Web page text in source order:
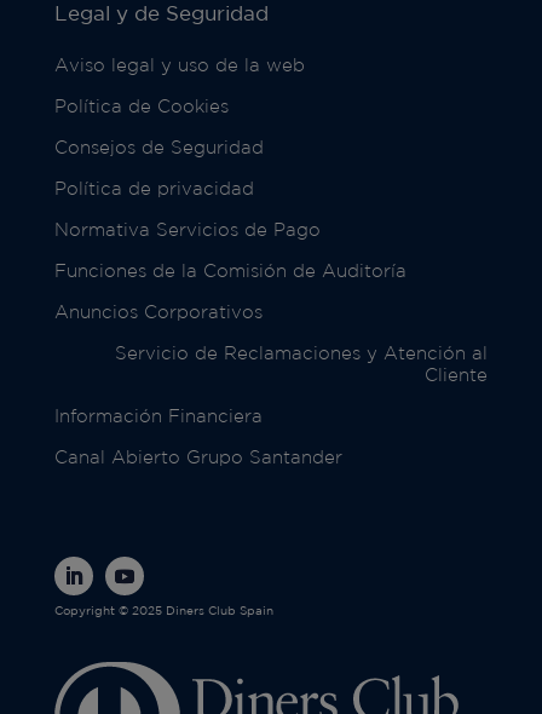
Legal y de Seguridad
Aviso legal y uso de la web
Política de Cookies
Consejos de Seguridad
Política de privacidad
Normativa Servicios de Pago
Funciones de la Comisión de Auditoría
Anuncios Corporativos
Servicio de Reclamaciones y Atención al
Cliente
Información Financiera
Canal Abierto Grupo Santander
Copyright © 2025 Diners Club Spain